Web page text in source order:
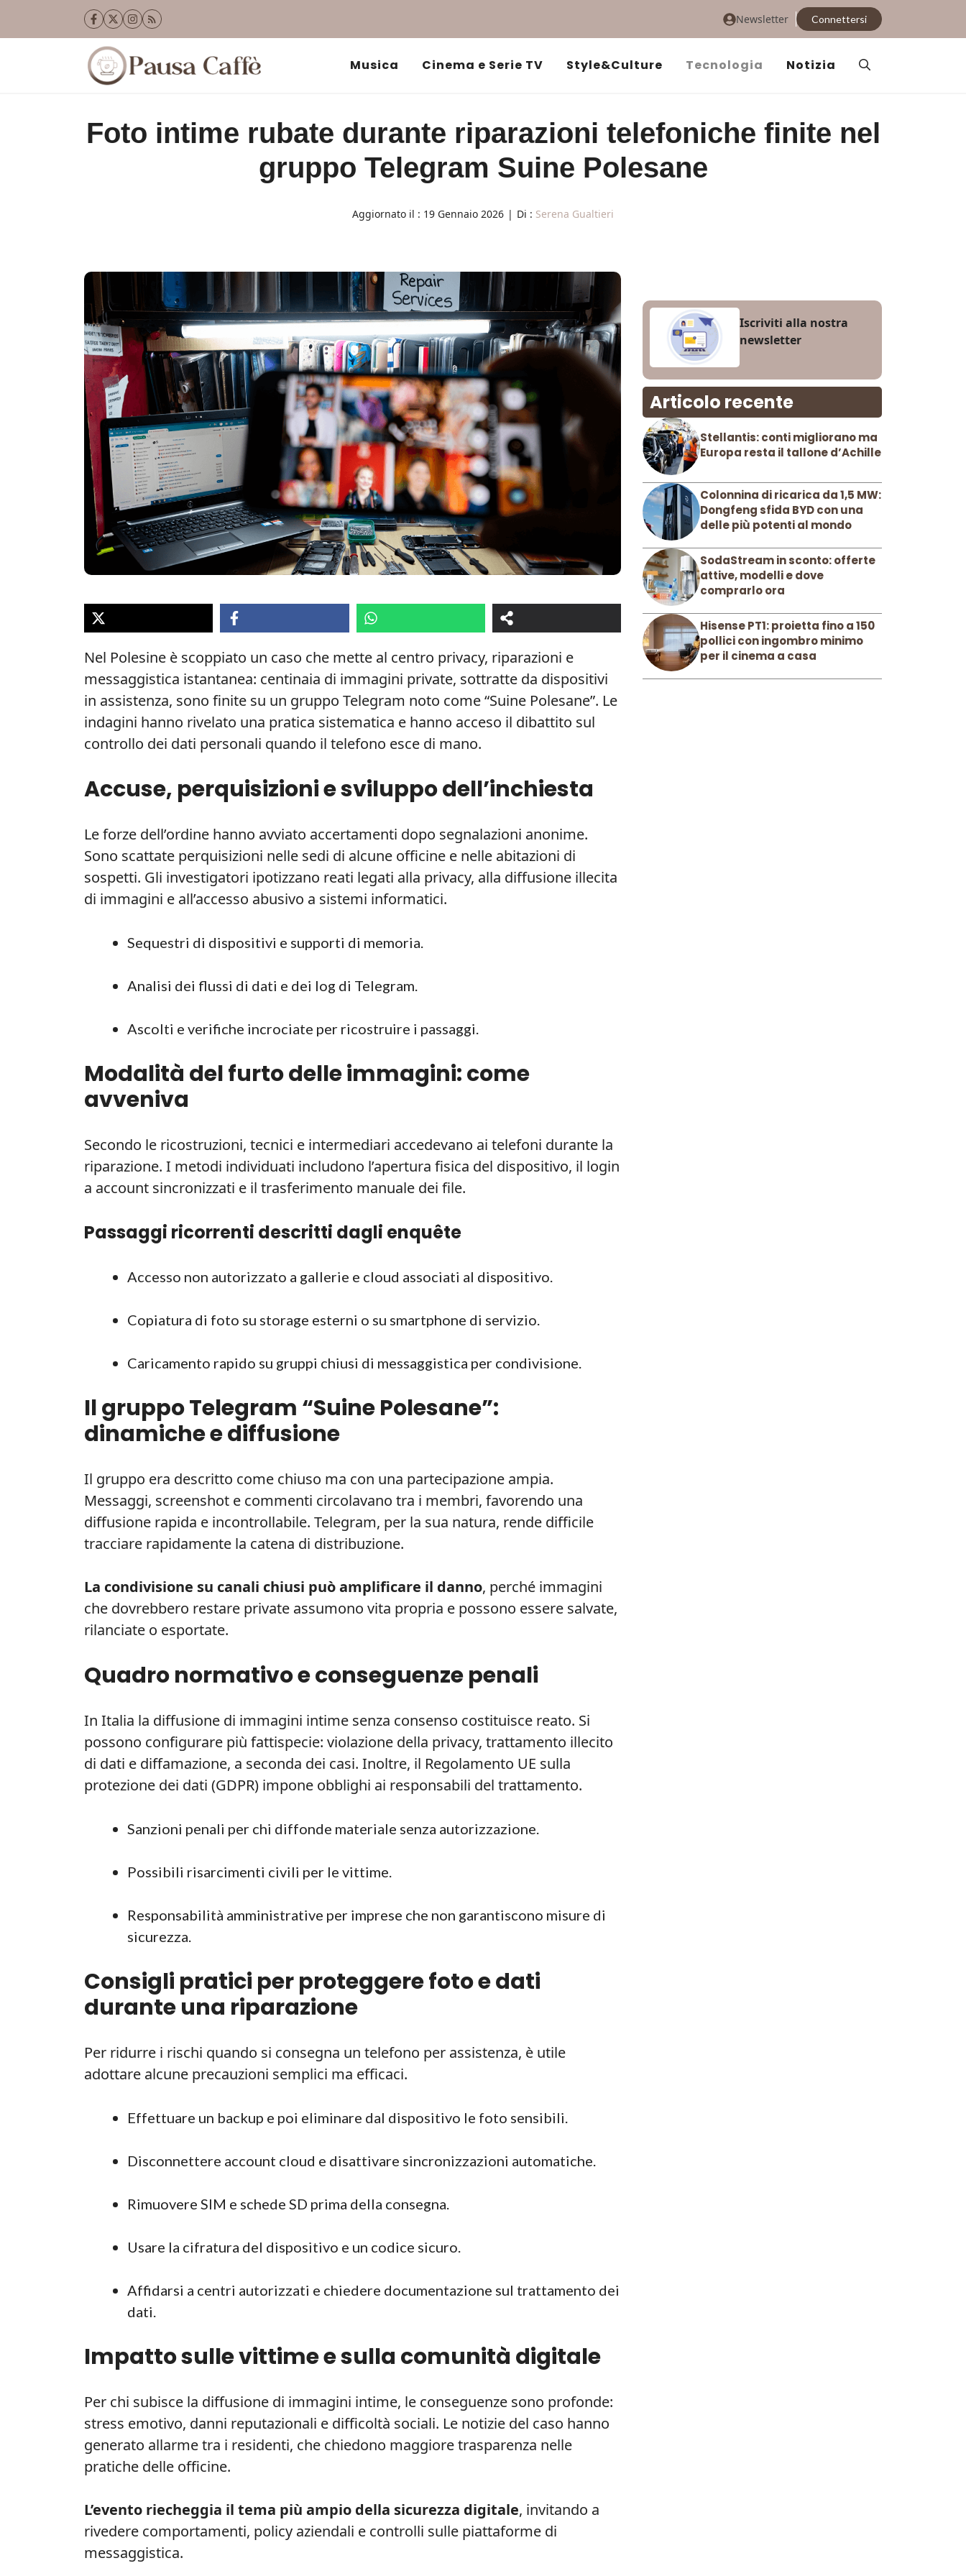
Newsletter Connettersi
Musica Cinema e Serie TV Style&Culture Tecnologia Notizia
Foto intime rubate durante riparazioni telefoniche finite nel
gruppo Telegram Suine Polesane
Aggiornato il : 19 Gennaio 2026 | Di : Serena Gualtieri
Nel Polesine è scoppiato un caso che mette al centro privacy, riparazioni e
messaggistica istantanea: centinaia di immagini private, sottratte da dispositivi
in assistenza, sono finite su un gruppo Telegram noto come “Suine Polesane”. Le
indagini hanno rivelato una pratica sistematica e hanno acceso il dibattito sul
controllo dei dati personali quando il telefono esce di mano.
Accuse, perquisizioni e sviluppo dell’inchiesta
Le forze dell’ordine hanno avviato accertamenti dopo segnalazioni anonime.
Sono scattate perquisizioni nelle sedi di alcune officine e nelle abitazioni di
sospetti. Gli investigatori ipotizzano reati legati alla privacy, alla diffusione illecita
di immagini e all’accesso abusivo a sistemi informatici.
Sequestri di dispositivi e supporti di memoria.
Analisi dei flussi di dati e dei log di Telegram.
Ascolti e verifiche incrociate per ricostruire i passaggi.
Modalità del furto delle immagini: come
avveniva
Secondo le ricostruzioni, tecnici e intermediari accedevano ai telefoni durante la
riparazione. I metodi individuati includono l’apertura fisica del dispositivo, il login
a account sincronizzati e il trasferimento manuale dei file.
Passaggi ricorrenti descritti dagli enquête
Accesso non autorizzato a gallerie e cloud associati al dispositivo.
Copiatura di foto su storage esterni o su smartphone di servizio.
Caricamento rapido su gruppi chiusi di messaggistica per condivisione.
Il gruppo Telegram “Suine Polesane”:
dinamiche e diffusione
Il gruppo era descritto come chiuso ma con una partecipazione ampia.
Messaggi, screenshot e commenti circolavano tra i membri, favorendo una
diffusione rapida e incontrollabile. Telegram, per la sua natura, rende difficile
tracciare rapidamente la catena di distribuzione.
La condivisione su canali chiusi può amplificare il danno, perché immagini
che dovrebbero restare private assumono vita propria e possono essere salvate,
rilanciate o esportate.
Quadro normativo e conseguenze penali
In Italia la diffusione di immagini intime senza consenso costituisce reato. Si
possono configurare più fattispecie: violazione della privacy, trattamento illecito
di dati e diffamazione, a seconda dei casi. Inoltre, il Regolamento UE sulla
protezione dei dati (GDPR) impone obblighi ai responsabili del trattamento.
Sanzioni penali per chi diffonde materiale senza autorizzazione.
Possibili risarcimenti civili per le vittime.
Responsabilità amministrative per imprese che non garantiscono misure di
sicurezza.
Consigli pratici per proteggere foto e dati
durante una riparazione
Per ridurre i rischi quando si consegna un telefono per assistenza, è utile
adottare alcune precauzioni semplici ma efficaci.
Effettuare un backup e poi eliminare dal dispositivo le foto sensibili.
Disconnettere account cloud e disattivare sincronizzazioni automatiche.
Rimuovere SIM e schede SD prima della consegna.
Usare la cifratura del dispositivo e un codice sicuro.
Affidarsi a centri autorizzati e chiedere documentazione sul trattamento dei
dati.
Impatto sulle vittime e sulla comunità digitale
Per chi subisce la diffusione di immagini intime, le conseguenze sono profonde:
stress emotivo, danni reputazionali e difficoltà sociali. Le notizie del caso hanno
generato allarme tra i residenti, che chiedono maggiore trasparenza nelle
pratiche delle officine.
L’evento riecheggia il tema più ampio della sicurezza digitale, invitando a
rivedere comportamenti, policy aziendali e controlli sulle piattaforme di
messaggistica.
Iscriviti alla nostra
newsletter
Articolo recente
Stellantis: conti migliorano ma
Europa resta il tallone d’Achille
Colonnina di ricarica da 1,5 MW:
Dongfeng sfida BYD con una
delle più potenti al mondo
SodaStream in sconto: offerte
attive, modelli e dove
comprarlo ora
Hisense PT1: proietta fino a 150
pollici con ingombro minimo
per il cinema a casa